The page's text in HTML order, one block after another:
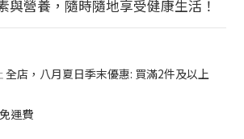
與營養，隨時隨地享受健康生活！
全店，八月夏日季末優惠: 買滿2件及以上
運費